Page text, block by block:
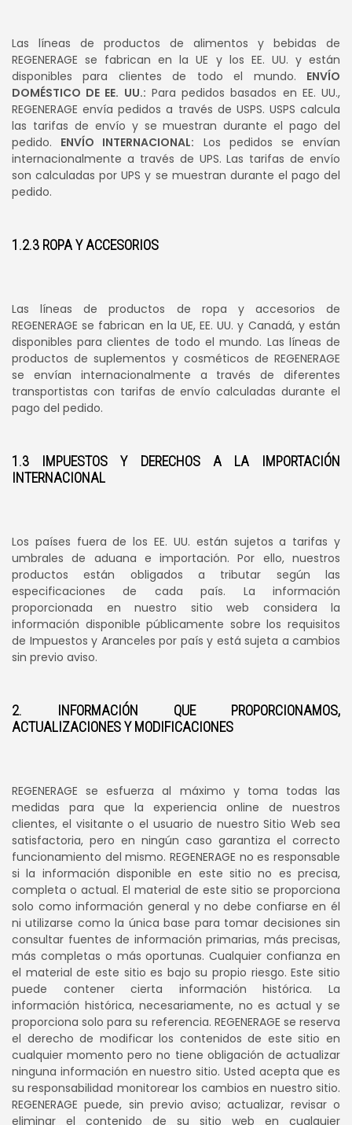
Las líneas de productos de alimentos y bebidas de
REGENERAGE se fabrican en la UE y los EE. UU. y están
disponibles para clientes de todo el mundo. ENVÍO
DOMÉSTICO DE EE. UU.: Para pedidos basados en EE. UU.,
REGENERAGE envía pedidos a través de USPS. USPS calcula
las tarifas de envío y se muestran durante el pago del
pedido. ENVÍO INTERNACIONAL: Los pedidos se envían
internacionalmente a través de UPS. Las tarifas de envío
son calculadas por UPS y se muestran durante el pago del
pedido.
1.2.3 ROPA Y ACCESORIOS
Las líneas de productos de ropa y accesorios de
REGENERAGE se fabrican en la UE, EE. UU. y Canadá, y están
disponibles para clientes de todo el mundo. Las líneas de
productos de suplementos y cosméticos de REGENERAGE
se envían internacionalmente a través de diferentes
transportistas con tarifas de envío calculadas durante el
pago del pedido.
1.3 IMPUESTOS Y DERECHOS A LA IMPORTACIÓN
INTERNACIONAL
Los países fuera de los EE. UU. están sujetos a tarifas y
umbrales de aduana e importación. Por ello, nuestros
productos están obligados a tributar según las
especificaciones de cada país. La información
proporcionada en nuestro sitio web considera la
información disponible públicamente sobre los requisitos
de Impuestos y Aranceles por país y está sujeta a cambios
sin previo aviso.
2. INFORMACIÓN QUE PROPORCIONAMOS,
ACTUALIZACIONES Y MODIFICACIONES
REGENERAGE se esfuerza al máximo y toma todas las
medidas para que la experiencia online de nuestros
clientes, el visitante o el usuario de nuestro Sitio Web sea
satisfactoria, pero en ningún caso garantiza el correcto
funcionamiento del mismo. REGENERAGE no es responsable
si la información disponible en este sitio no es precisa,
completa o actual. El material de este sitio se proporciona
solo como información general y no debe confiarse en él
ni utilizarse como la única base para tomar decisiones sin
consultar fuentes de información primarias, más precisas,
más completas o más oportunas. Cualquier confianza en
el material de este sitio es bajo su propio riesgo. Este sitio
puede contener cierta información histórica. La
información histórica, necesariamente, no es actual y se
proporciona solo para su referencia. REGENERAGE se reserva
el derecho de modificar los contenidos de este sitio en
cualquier momento pero no tiene obligación de actualizar
ninguna información en nuestro sitio. Usted acepta que es
su responsabilidad monitorear los cambios en nuestro sitio.
REGENERAGE puede, sin previo aviso; actualizar, revisar o
eliminar el contenido de su sitio web en cualquier